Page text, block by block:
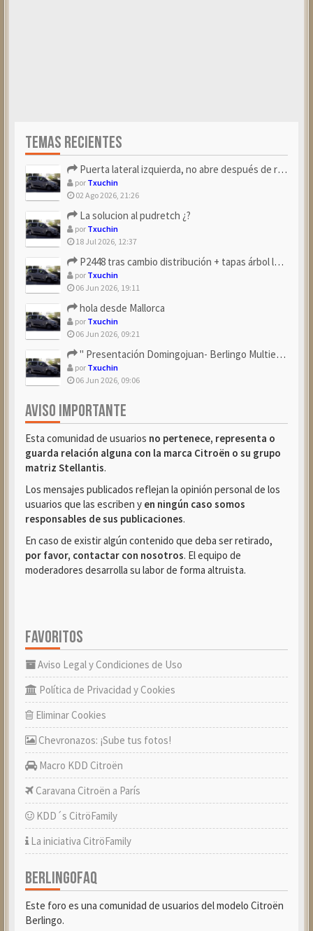
TEMAS RECIENTES
Puerta lateral izquierda, no abre después de repostar.
por Txuchin
02 Ago 2026, 21:26
La solucion al pudretch ¿?
por Txuchin
18 Jul 2026, 12:37
P2448 tras cambio distribución + tapas árbol levas
por Txuchin
06 Jun 2026, 19:11
hola desde Mallorca
por Txuchin
06 Jun 2026, 09:21
" Presentación Domingojuan- Berlingo Multiespace Blue ...
por Txuchin
06 Jun 2026, 09:06
AVISO IMPORTANTE
Esta comunidad de usuarios no pertenece, representa o
guarda relación alguna con la marca Citroën o su grupo
matriz Stellantis.
Los mensajes publicados reflejan la opinión personal de los
usuarios que las escriben y en ningún caso somos
responsables de sus publicaciones.
En caso de existir algún contenido que deba ser retirado,
por favor, contactar con nosotros. El equipo de
moderadores desarrolla su labor de forma altruista.
FAVORITOS
Aviso Legal y Condiciones de Uso
Política de Privacidad y Cookies
Eliminar Cookies
Chevronazos: ¡Sube tus fotos!
Macro KDD Citroën
Caravana Citroën a París
KDD´s CitröFamily
La iniciativa CitröFamily
BERLINGOFAQ
Este foro es una comunidad de usuarios del modelo Citroën
Berlingo.